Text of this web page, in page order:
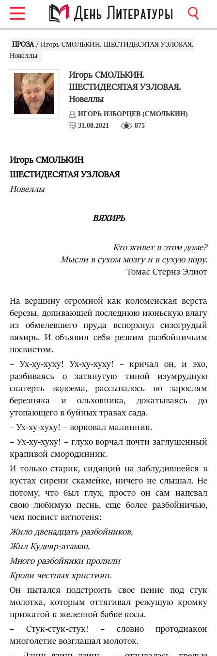
ПРОЗА / Игорь СМОЛЬКИН. ШЕСТИДЕСЯТАЯ УЗЛОВАЯ.
Новеллы
Игорь СМОЛЬКИН.
ШЕСТИДЕСЯТАЯ УЗЛОВАЯ.
Новеллы
ИГОРЬ ИЗБОРЦЕВ (СМОЛЬКИН)
31.08.2021
875
Игорь СМОЛЬКИН
ШЕСТИДЕСЯТАЯ УЗЛОВАЯ
Новеллы
ВЯХИРЬ
Кто живет в этом доме?
Мысли в сухом мозгу и в сухую пору.
Томас Стернз Элиот
На вершину огромной как коломенская верста
березы, допивающей последнюю июньскую влагу
из обмелевшего пруда вспорхнул сизогрудый
вяхирь. И объявил себя резким разбойничьим
посвистом.
– Ух-ху-хуху! Ух-ху-хуху! – кричал он, и эхо,
разбиваясь о затянутую тиной изумрудную
скатерть водоема, рассыпалось по зарослям
березняка и ольховника, докатываясь до
утопающего в буйных травах сада.
– Ух-ху-хуху! – ворковал малинник.
– Ух-ху-хуху! – глухо ворчал почти заглушенный
крапивой смородинник.
И только старик, сидящий на заблудившейся в
кустах сирени скамейке, ничего не слышал. Не
потому, что был глух, просто он сам напевал
свою любимую песнь, еще более разбойничью,
чем посвист витютеня:
Жило двенадцать разбойников,
Жил Кудеяр-атаман,
Много разбойники пролили
Крови честных християн.
Он пытался подстроить свое пение под стук
молотка, которым оттягивал режущую кромку
прижатой к железной бабке косы.
– Стук-стук-стук! – словно протодиакон
многолетие возглашал молоток.